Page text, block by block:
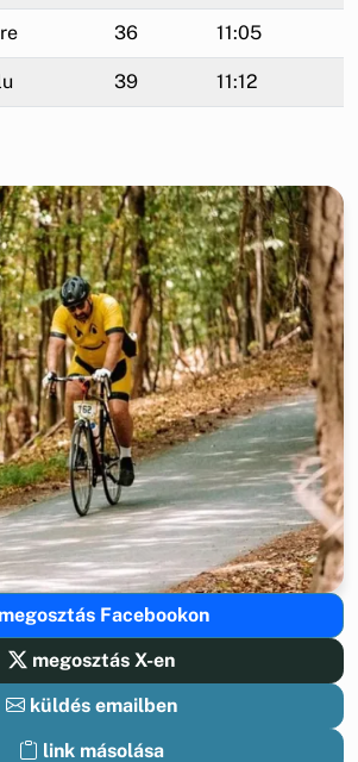
36 11:05
39 11:12
megosztás Facebookon
megosztás X-en
küldés emailben
link másolása